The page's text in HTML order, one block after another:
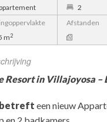
2
m2
Afstanden
Resort in Villajoyosa –
een nieuw